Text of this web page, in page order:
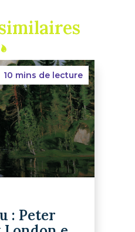
10 mins de lecture
: Peter